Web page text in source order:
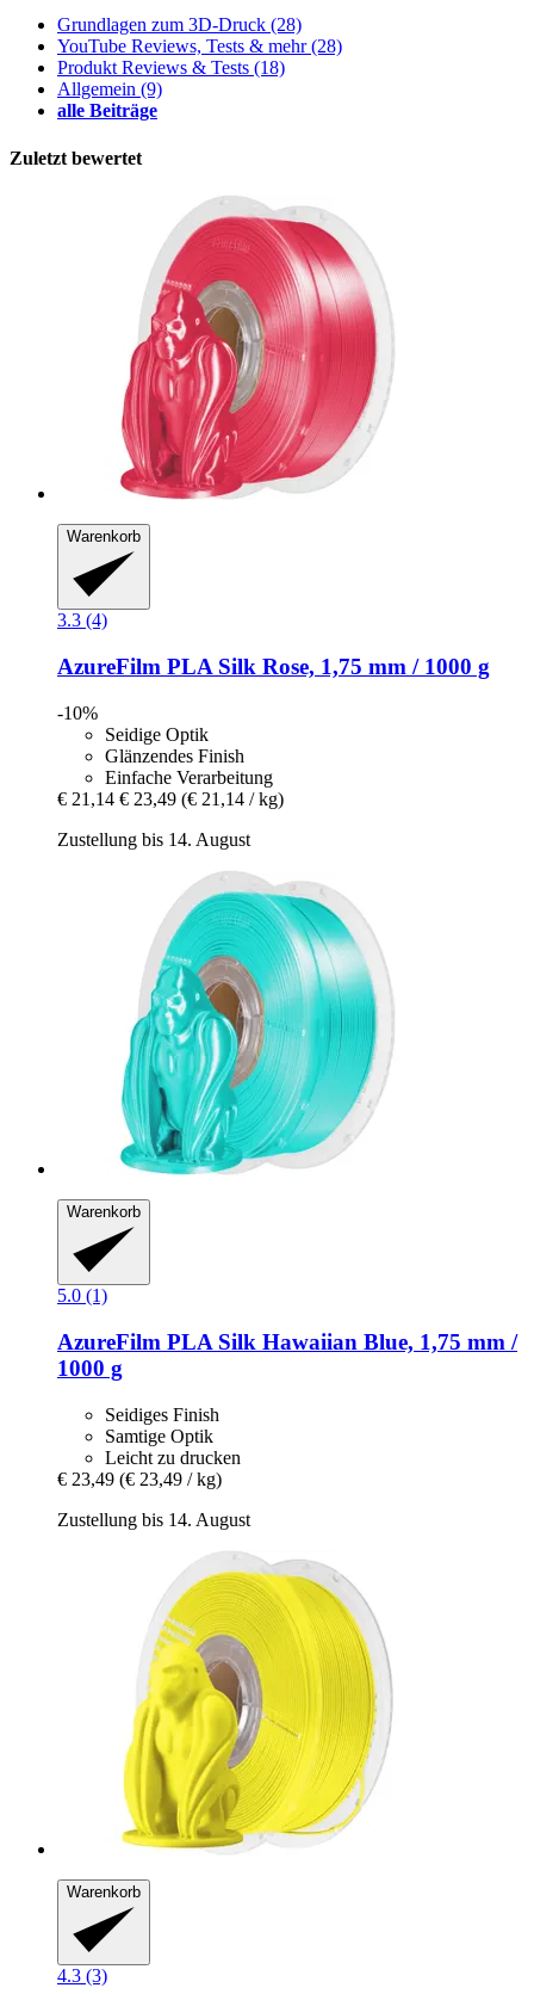
Grundlagen zum 3D-Druck (28)
YouTube Reviews, Tests & mehr(28)
Produkt Reviews & Tests (18)
Allgemein (9)
alle Beiträge
Zuletzt bewertet
Warenkorb
3.3 (4)
AzureFilm PLA Silk Rose, 1,75 mm / 1000 g
-10%
Seidige Optik
Glänzendes Finish
Einfache Verarbeitung
€ 21,14 € 23,49 (€ 21,14 / kg)
Zustellung bis 14. August
Warenkorb
5.0 (1)
AzureFilm PLA Silk Hawaiian Blue, 1,75 mm /
1000 g
Seidiges Finish
Samtige Optik
Leicht zu drucken
€ 23,49 (€ 23,49 / kg)
Zustellung bis 14. August
Warenkorb
4.3 (3)